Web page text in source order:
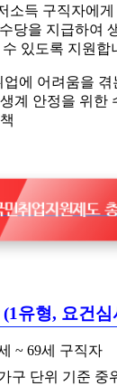
소득 구직자에
당을 지급하여
있도록 지원합
업에 어려움을 겪
계 안정을 위한
민취업지원제도
유형, 요건
~ 69세 구직자
구 단위 기준 중